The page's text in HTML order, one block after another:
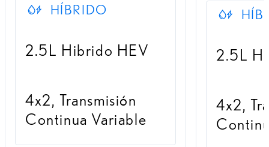
HÍBRIDO
2.5L Hibrido HEV
4x2, Transmisión
Continua Variable
2.5L
4x2,